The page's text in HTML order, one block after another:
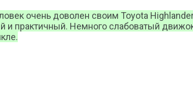
очень доволен своим Toyota
практичный. Немного слабоватый движок